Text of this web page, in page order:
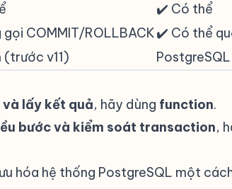
✔️ Có thể
gọi COMMIT/ROLLBACK✔️ Có thể
(trước v11)
PostgreSQL
lấy kết quả, hãy dùng function.
bước và kiểm soát transaction,
hóa hệ thống PostgreSQL một